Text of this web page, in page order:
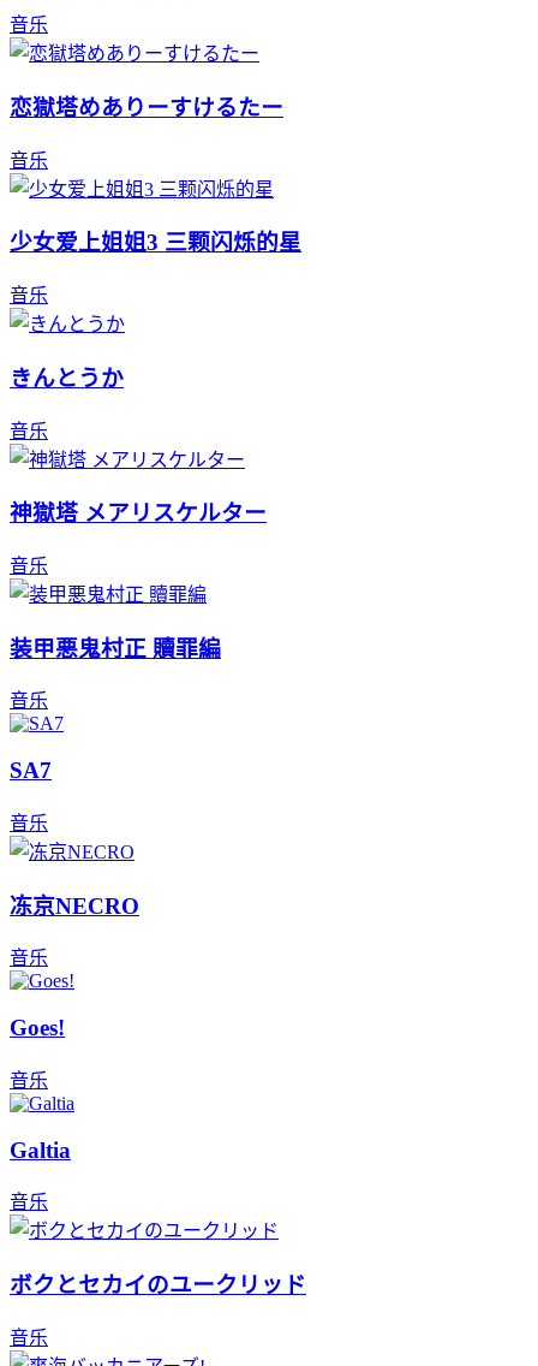
音乐
恋獄塔めありーすけるたー
音乐
少女爱上姐姐3 三颗闪烁的星
音乐
きんとうか
音乐
神獄塔 メアリスケルター
音乐
装甲悪鬼村正 贖罪編
音乐
SA7
音乐
冻京NECRO
音乐
Goes!
音乐
Galtia
音乐
ボクとセカイのユークリッド
音乐